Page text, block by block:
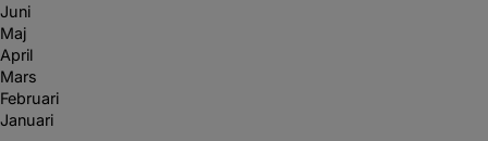
Juni
Maj
April
Mars
Februari
Januari